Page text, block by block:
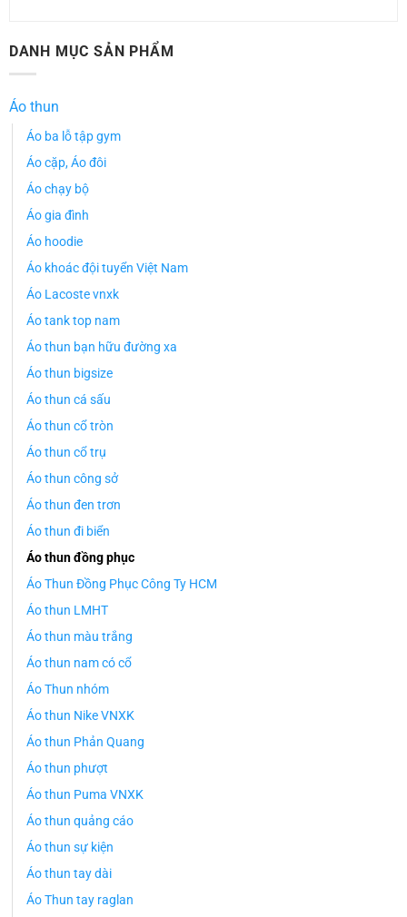
DANH MỤC SẢN PHẨM
Áo thun
Áo ba lỗ tập gym
Áo cặp, Áo đôi
Áo chạy bộ
Áo gia đình
Áo hoodie
Áo khoác đội tuyển Việt Nam
Áo Lacoste vnxk
Áo tank top nam
Áo thun bạn hữu đường xa
Áo thun bigsize
Áo thun cá sấu
Áo thun cổ tròn
Áo thun cổ trụ
Áo thun công sở
Áo thun đen trơn
Áo thun đi biển
Áo thun đồng phục
Áo Thun Đồng Phục Công Ty HCM
Áo thun LMHT
Áo thun màu trắng
Áo thun nam có cổ
Áo Thun nhóm
Áo thun Nike VNXK
Áo thun Phản Quang
Áo thun phượt
Áo thun Puma VNXK
Áo thun quảng cáo
Áo thun sự kiện
Áo thun tay dài
Áo Thun tay raglan